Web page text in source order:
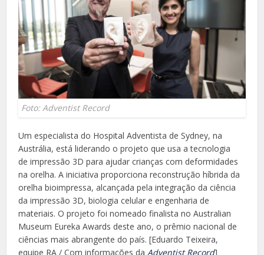
Foto: Adventist Record
Um especialista do Hospital Adventista de Sydney, na
Austrália, está liderando o projeto que usa a tecnologia
de impressão 3D para ajudar crianças com deformidades
na orelha. A iniciativa proporciona reconstrução híbrida da
orelha bioimpressa, alcançada pela integração da ciência
da impressão 3D, biologia celular e engenharia de
materiais. O projeto foi nomeado finalista no Australian
Museum Eureka Awards deste ano, o prêmio nacional de
ciências mais abrangente do país. [Eduardo Teixeira,
equipe RA / Com informações da AdventistRecord]